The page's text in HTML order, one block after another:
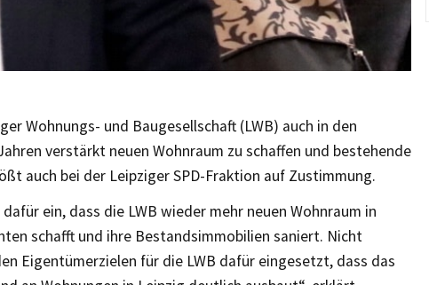
Wohnungs- und Baugesellschaft (LWB) auch in den
verstärkt neuen Wohnraum zu schaffen und bestehende
auch bei der Leipziger SPD-Fraktion auf Zustimmung.
ein, dass die LWB wieder mehr neuen Wohnraum in
schafft und ihre Bestandsimmobilien saniert. Nicht
Eigentümerzielen für die LWB dafür eingesetzt, dass das